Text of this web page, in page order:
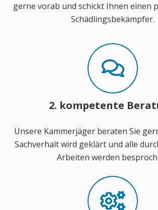
gerne vorab und schickt Ihnen einen
Schädlingsbekämpfer.
2. kompetente
Unsere Kammerjäger beraten Sie
Sachverhalt wird geklärt und alle
Arbeiten werden